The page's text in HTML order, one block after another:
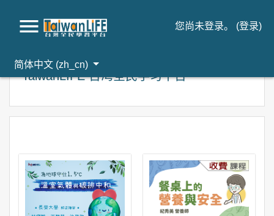
您尚未登录。 (登录)
简体中文 ‎(zh_cn)‎
TaiwanLIFE 台湾全民学习平台